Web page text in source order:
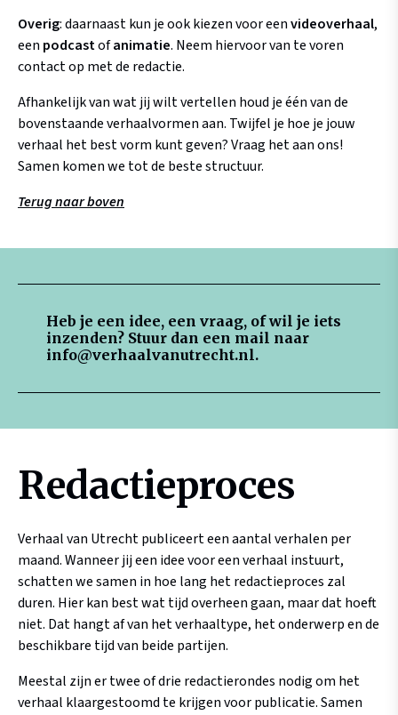
Overig: daarnaast kun je ook kiezen voor eenvideoverhaal,
een podcastofanimatie. Neem hiervoor van te voren
contact op met de redactie.
Afhankelijk van wat jij wilt vertellen houd je één van de
bovenstaande verhaalvormen aan. Twijfel je hoe je jouw
verhaal het best vorm kunt geven? Vraag het aan ons!
Samen komen we tot de beste structuur.
Terug naar boven
Heb je een idee, een vraag, of wil je iets
inzenden? Stuur dan een mail naar
info@verhaalvanutrecht.nl.
Redactieproces
Verhaal van Utrecht publiceert een aantal verhalen per
maand. Wanneer jij een idee voor een verhaal instuurt,
schatten we samen in hoe lang het redactieproces zal
duren. Hier kan best wat tijd overheen gaan, maar dat hoeft
niet. Dat hangt af van het verhaaltype, het onderwerp en de
beschikbare tijd van beide partijen.
Meestal zijn er twee of drie redactierondes nodig om het
verhaal klaargestoomd te krijgen voor publicatie. Samen